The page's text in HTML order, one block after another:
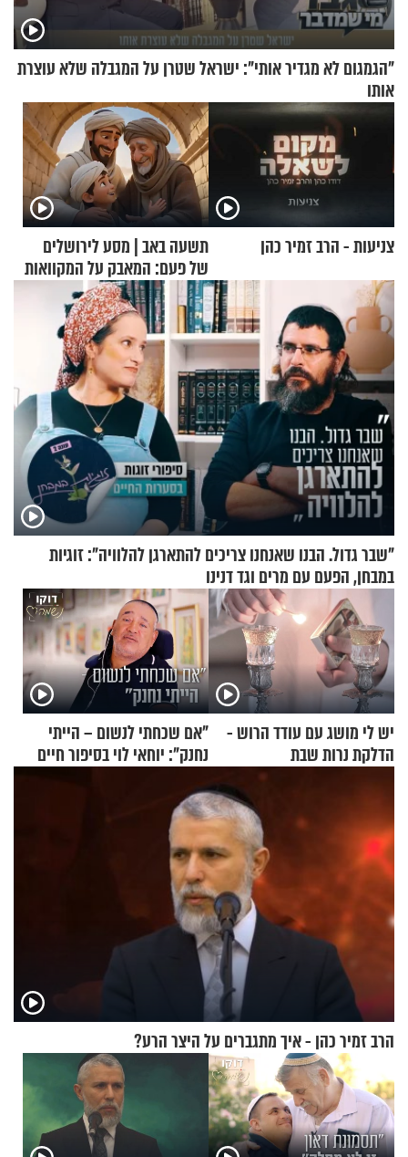
"הגמגום לא מגדיר אותי": ישראל שטרן על המגבלה שלא עוצרת
אותו
צניעות - הרב זמיר כהן
תשעה באב | מסע לירושלים
של פעם: המאבק על המקוואות
"שבר גדול. הבנו שאנחנו צריכים להתארגן להלוויה": זוגיות
במבחן, הפעם עם מרים וגד דנינו
יש לי מושג עם עודד הרוש -
הדלקת נרות שבת
"אם שכחתי לנשום – הייתי
נחנק": יוחאי לוי בסיפור חיים
הרב זמיר כהן - איך מתגברים על היצר הרע?